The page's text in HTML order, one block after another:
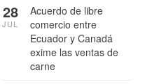
Acuerdo de libre
comercio entre
Ecuador y Canadá
exime las ventas de
carne
28
JUL